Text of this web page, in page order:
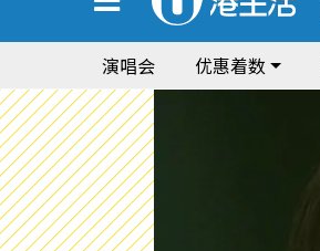
演唱会 优惠着数